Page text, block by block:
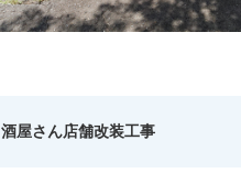
酒屋さん店舗改装工事